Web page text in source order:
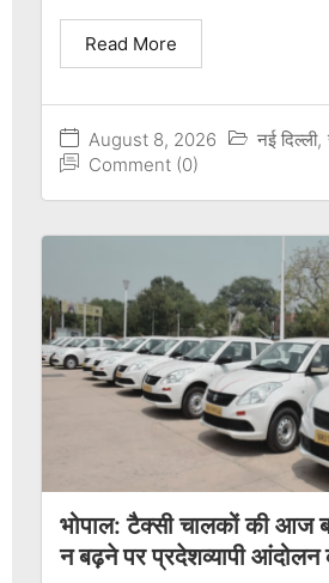
August 8, 2026 नई दिल्ली,
Comment (0)
Read More
भोपाल: टैक्सी चालकों की आज
न बढ़ने पर प्रदेशव्यापी आंदोलन